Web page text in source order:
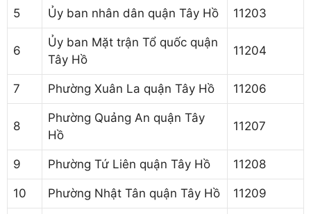
5 Ủy ban nhân dân quận Tây Hồ 11203
6
Ủy ban Mặt trận Tổ quốc quận
Tây Hồ
11204
7 Phường Xuân La quận Tây Hồ 11206
8
Phường Quảng An quận Tây
Hồ
11207
9 Phường Tứ Liên quận Tây Hồ 11208
10 Phường Nhật Tân quận Tây Hồ 11209